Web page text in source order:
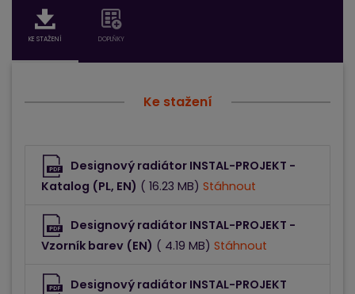
KE STAŽENÍ DOPLŇKY
Ke stažení
Designový radiátor INSTAL-PROJEKT -
Katalog (PL, EN) ( 16.23 MB) Stáhnout
Designový radiátor INSTAL-PROJEKT -
Vzorník barev (EN) ( 4.19 MB) Stáhnout
Designový radiátor INSTAL-PROJEKT